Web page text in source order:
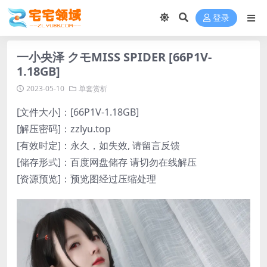
登录
一小央泽 クモMISS SPIDER [66P1V-
1.18GB]
2023-05-10 单套赏析
[文件大小]：[66P1V-1.18GB]
[解压密码]：zzlyu.top
[有效时定]：永久，如失效, 请留言反馈
[储存形式]：百度网盘储存 请切勿在线解压
[资源预览]：预览图经过压缩处理